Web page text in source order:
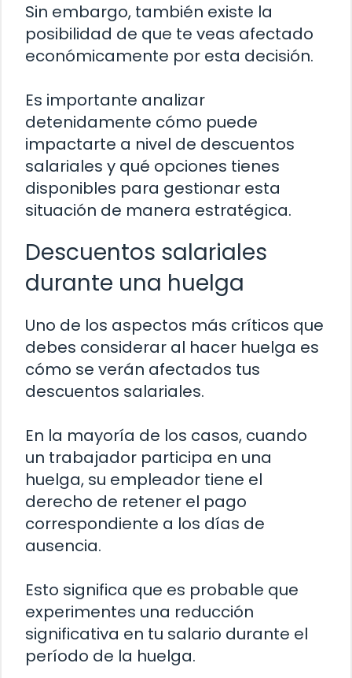
Sin embargo, también existe la
posibilidad de que te veas afectado
económicamente por esta decisión.
Es importante analizar
detenidamente cómo puede
impactarte a nivel de descuentos
salariales y qué opciones tienes
disponibles para gestionar esta
situación de manera estratégica.
Descuentos salariales
durante una huelga
Uno de los aspectos más críticos que
debes considerar al hacer huelga es
cómo se verán afectados tus
descuentos salariales.
En la mayoría de los casos, cuando
un trabajador participa en una
huelga, su empleador tiene el
derecho de retener el pago
correspondiente a los días de
ausencia.
Esto significa que es probable que
experimentes una reducción
significativa en tu salario durante el
período de la huelga.